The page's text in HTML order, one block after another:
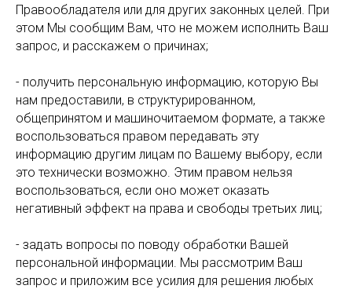
Правообладателя или для других законных целей. При
этом Мы сообщим Вам, что не можем исполнить Ваш
запрос, и расскажем о причинах;
- получить персональную информацию, которую Вы
нам предоставили, в структурированном,
общепринятом и машиночитаемом формате, а также
воспользоваться правом передавать эту
информацию другим лицам по Вашему выбору, если
это технически возможно. Этим правом нельзя
воспользоваться, если оно может оказать
негативный эффект на права и свободы третьих лиц;
- задать вопросы по поводу обработки Вашей
персональной информации. Мы рассмотрим Ваш
запрос и приложим все усилия для решения любых